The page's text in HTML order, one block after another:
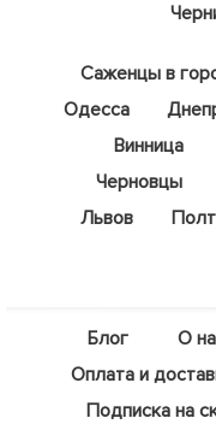
Саженцы в
Одесса
Винница
Черновцы
Львов
Блог О
Оплата и
Подписка на